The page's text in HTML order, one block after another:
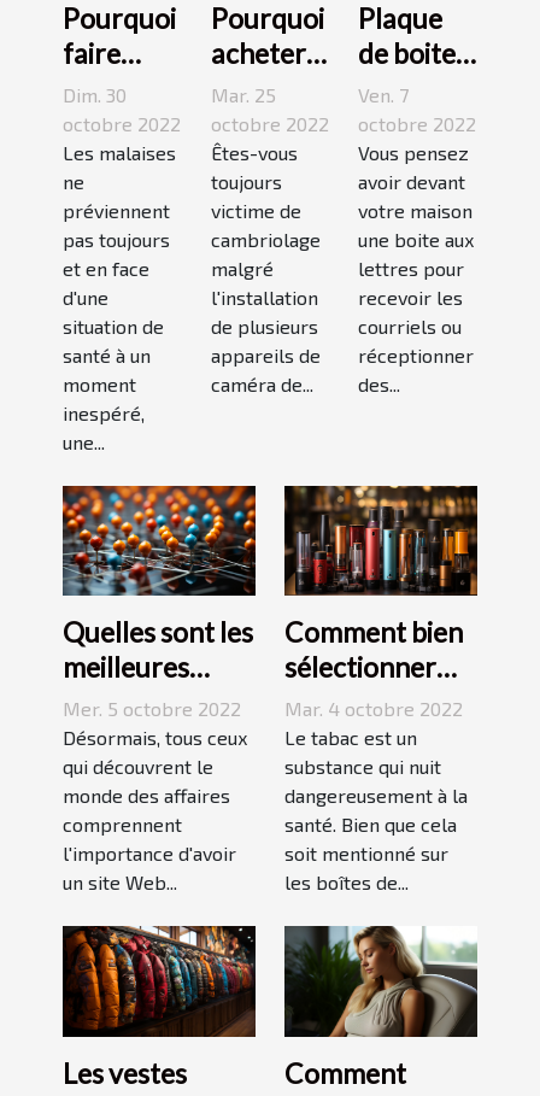
Pourquoi
faire
appel à
une
maison
médicale
de garde
?
Dim. 30
octobre 2022
Les malaises
ne
préviennent
pas toujours
et en face
d'une
situation de
santé à un
moment
inespéré,
une...
Pourquoi
acheter
une
caméra
espion ?
Mar. 25
octobre 2022
Êtes-vous
toujours
victime de
cambriolage
malgré
l'installation
de plusieurs
appareils de
caméra de...
Plaque
de boite
aux
lettres :3
conseils
pour bien
choisir un
bon
modèle
Ven. 7
octobre 2022
Vous pensez
avoir devant
votre maison
une boite aux
lettres pour
recevoir les
courriels ou
réceptionner
des...
Quelles sont les
meilleures
stratégies de
netlinking ?
Mer. 5 octobre 2022
Désormais, tous ceux
qui découvrent le
monde des affaires
comprennent
l'importance d'avoir
un site Web...
Comment bien
sélectionner
une cigarette
électronique ?
Mar. 4 octobre 2022
Le tabac est un
substance qui nuit
dangereusement à la
santé. Bien que cela
soit mentionné sur
les boîtes de...
Les vestes
Comment